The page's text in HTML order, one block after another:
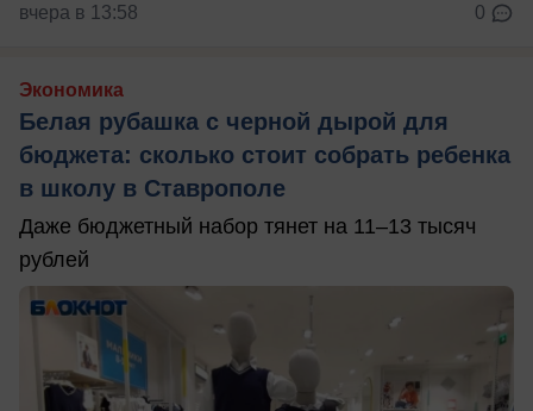
вчера в 13:58 0
Экономика
Белая рубашка с черной дырой для
бюджета: сколько стоит собрать ребенка
в школу в Ставрополе
Даже бюджетный набор тянет на 11–13 тысяч
рублей